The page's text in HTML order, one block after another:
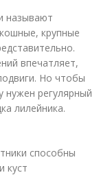
называют
крупные
впечатляет,
Но чтобы
нужен регулярный
лилейника.
способны
куст